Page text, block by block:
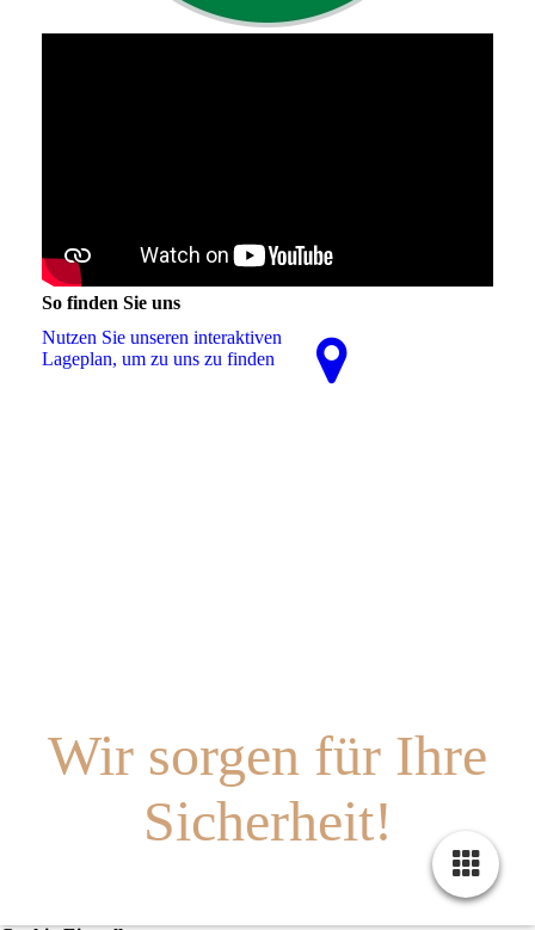
So finden Sie uns
Nutzen Sie unseren interaktiven
La­ge­plan, um zu uns zu finden
Wir sorgen für Ihre
Sicherheit!